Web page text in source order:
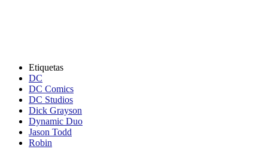
Etiquetas
DC
DC Comics
DC Studios
Dick Grayson
Dynamic Duo
Jason Todd
Robin